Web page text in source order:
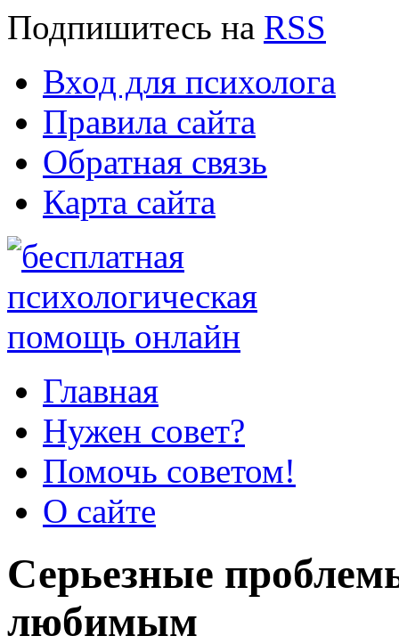
Подпишитесь на RSS
Вход для психолога
Правила сайта
Обратная связь
Карта сайта
Главная
Нужен совет?
Помочь советом!
О сайте
Серьезные
любимым